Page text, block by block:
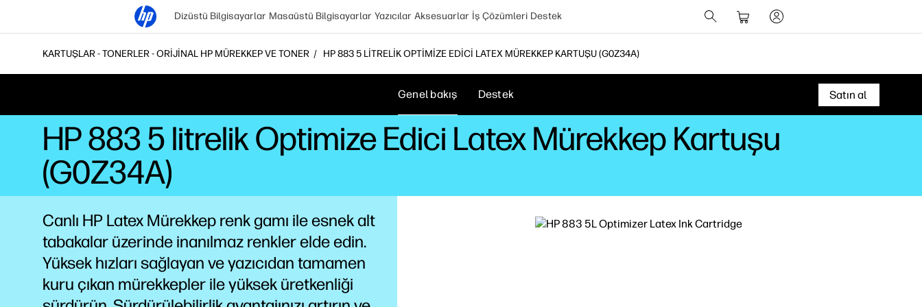
Dizüstü Bilgisayarlar Masaüstü Bilgisayarlar Yazıcılar Aksesuarlar İş Çözümleri Destek
KARTUŞLAR - TONERLER - ORIJINAL HP MÜREKKEP VE TONER HP 883 5 LITRELIK OPTIMIZE EDICI LATEX MÜREKKEP KARTUŞU (G0Z34A)
Genel bakış Destek Satın al
HP 883 5 litrelik Optimize Edici Latex Mürekkep Kartuşu
(G0Z34A)
Canlı HP Latex Mürekkep renk gamı ile esnek alt
tabakalar üzerinde inanılmaz renkler elde edin.
Yüksek hızları sağlayan ve yazıcıdan tamamen
kuru çıkan mürekkepler ile yüksek üretkenliği